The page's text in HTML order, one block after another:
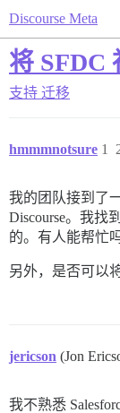
Discourse Meta
将 SFDC
支持 迁移
hmmmnotsure 1
我的团队接到了
Discourse。我找
的。有人能帮忙吗
另外，是否可以
jericson (Jon
我不熟悉